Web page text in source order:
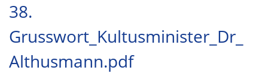
38.
Grusswort_Kultusminister_Dr_
Althusmann.pdf